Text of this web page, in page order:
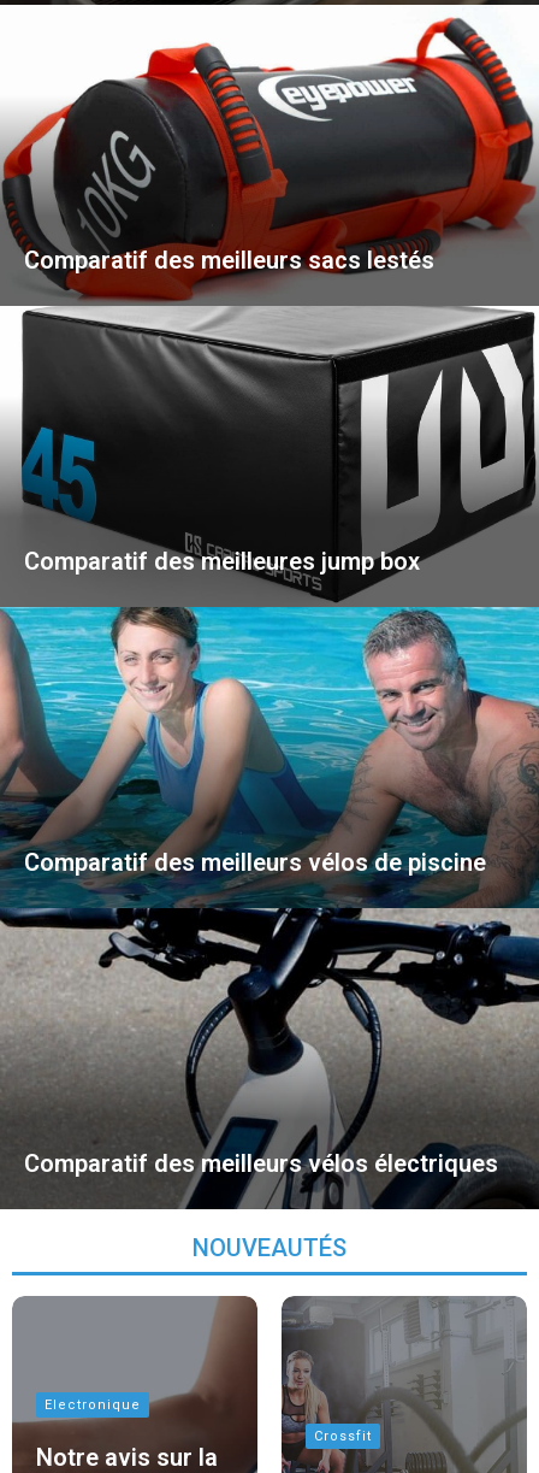
Comparatif des meilleurs sacs lestés
Comparatif des meilleures jump box
Comparatif des meilleurs vélos de piscine
Comparatif des meilleurs vélos électriques
NOUVEAUTÉS
Electronique
Notre avis sur la
Crossfit